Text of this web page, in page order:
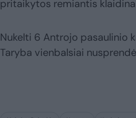
pritaikytos remiantis
Nukelti 6 Antrojo pasaulinio
Taryba vienbalsiai